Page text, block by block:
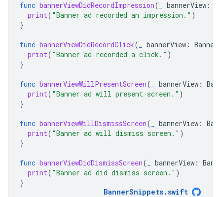
func bannerViewDidRecordImpression( bannerView :
print( "Banner ad recorded an impression." )
}
func bannerViewDidRecordClick( bannerView :
print( "Banner ad recorded a click." )
}
func bannerViewWillPresentScreen( bannerView :
print( "Banner ad will present screen." )
}
func bannerViewWillDismissScreen( bannerView :
print( "Banner ad will dismiss screen." )
}
func bannerViewDidDismissScreen( bannerView :
print( "Banner ad did dismiss screen." )
}
BannerSnippets.swift